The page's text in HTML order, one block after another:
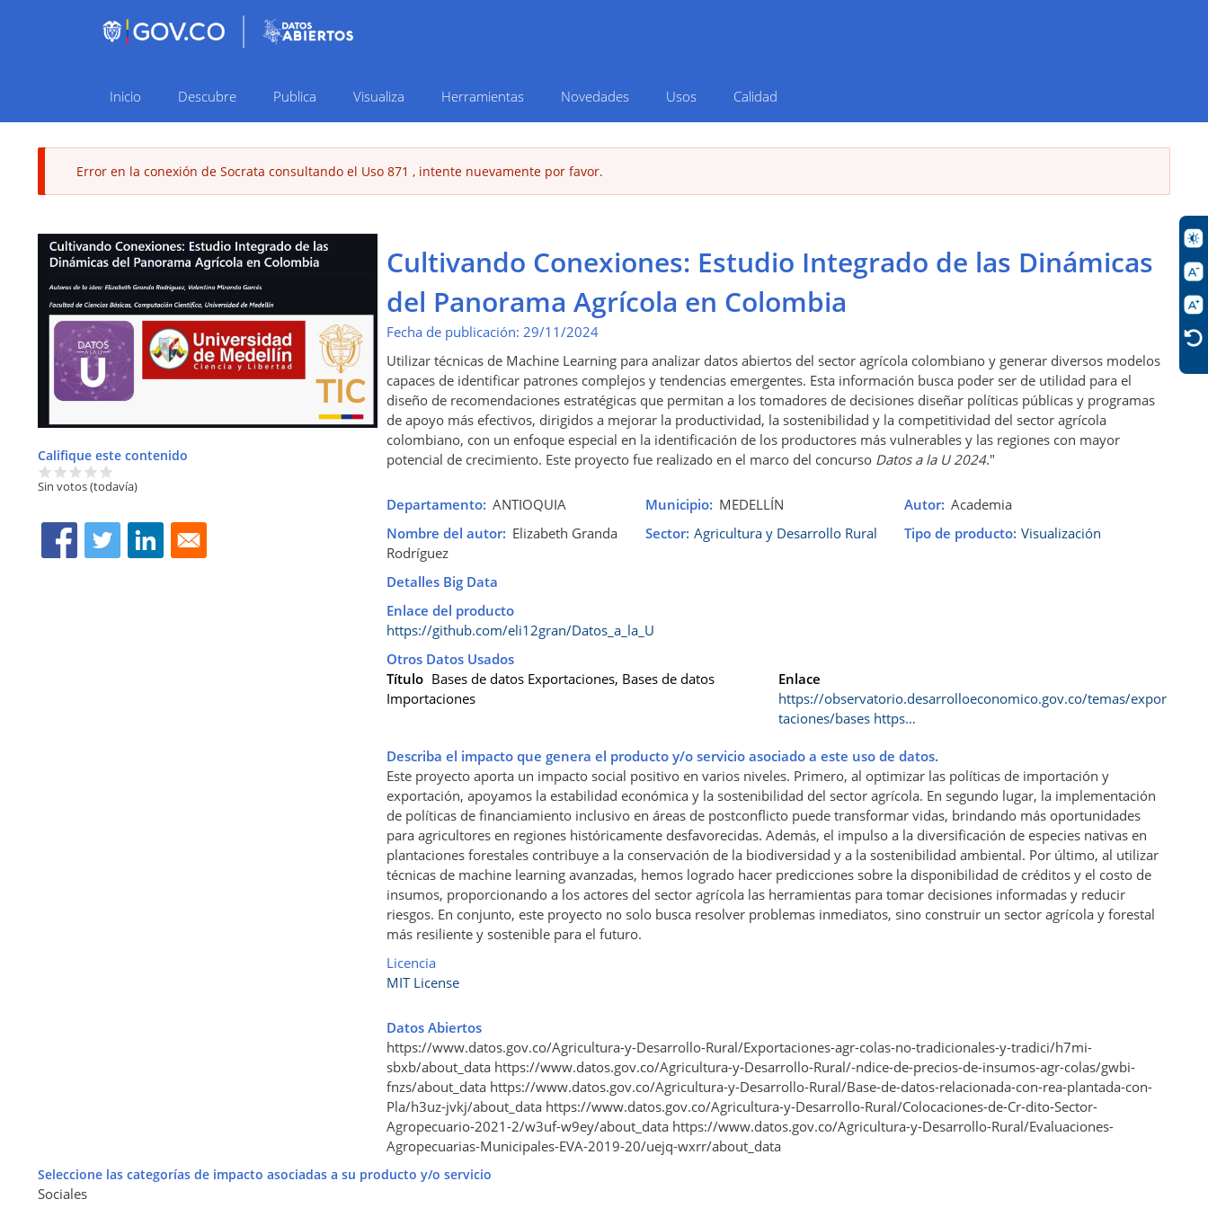
Navegación
Inicio Descubre Publica Visualiza Herramientas Novedades Usos Calidad
Mensaje
de
error
Error en la conexión de Socrata consultando el Uso 871 , intente nuevamente por favor.
Califique este contenido
Sin votos (todavía)
Cultivando Conexiones: Estudio Integrado de las Dinámicas
del Panorama Agrícola en Colombia
Fecha de publicación: 29/11/2024
Utilizar técnicas de Machine Learning para analizar datos abiertos del sector agrícola colombiano y generar diversos modelos
capaces de identificar patrones complejos y tendencias emergentes. Esta información busca poder ser de utilidad para el
diseño de recomendaciones estratégicas que permitan a los tomadores de decisiones diseñar políticas públicas y programas
de apoyo más efectivos, dirigidos a mejorar la productividad, la sostenibilidad y la competitividad del sector agrícola
colombiano, con un enfoque especial en la identificación de los productores más vulnerables y las regiones con mayor
potencial de crecimiento. Este proyecto fue realizado en el marco del concurso Datos a la U 2024."
Departamento ANTIOQUIA Municipio MEDELLÍN Autor Academia
Nombre del autor Elizabeth Granda
Rodríguez
Sector Agricultura y Desarrollo Rural Tipo de producto Visualización
Detalles Big Data
Enlace del producto
https://github.com/eli12gran/Datos_a_la_U
Otros Datos Usados
Título Bases de datos Exportaciones, Bases de datos
Importaciones
Enlace
https://observatorio.desarrolloeconomico.gov.co/temas/expor
taciones/bases https…
Describa el impacto que genera el producto y/o servicio asociado a este uso de datos.
Este proyecto aporta un impacto social positivo en varios niveles. Primero, al optimizar las políticas de importación y
exportación, apoyamos la estabilidad económica y la sostenibilidad del sector agrícola. En segundo lugar, la implementación
de políticas de financiamiento inclusivo en áreas de postconflicto puede transformar vidas, brindando más oportunidades
para agricultores en regiones históricamente desfavorecidas. Además, el impulso a la diversificación de especies nativas en
plantaciones forestales contribuye a la conservación de la biodiversidad y a la sostenibilidad ambiental. Por último, al utilizar
técnicas de machine learning avanzadas, hemos logrado hacer predicciones sobre la disponibilidad de créditos y el costo de
insumos, proporcionando a los actores del sector agrícola las herramientas para tomar decisiones informadas y reducir
riesgos. En conjunto, este proyecto no solo busca resolver problemas inmediatos, sino construir un sector agrícola y forestal
más resiliente y sostenible para el futuro.
Licencia
MIT License
Datos Abiertos
https://www.datos.gov.co/Agricultura-y-Desarrollo-Rural/Exportaciones-agr-colas-no-tradicionales-y-tradici/h7mi-
sbxb/about_data https://www.datos.gov.co/Agricultura-y-Desarrollo-Rural/-ndice-de-precios-de-insumos-agr-colas/gwbi-
fnzs/about_data https://www.datos.gov.co/Agricultura-y-Desarrollo-Rural/Base-de-datos-relacionada-con-rea-plantada-con-
Pla/h3uz-jvkj/about_data https://www.datos.gov.co/Agricultura-y-Desarrollo-Rural/Colocaciones-de-Cr-dito-Sector-
Agropecuario-2021-2/w3uf-w9ey/about_data https://www.datos.gov.co/Agricultura-y-Desarrollo-Rural/Evaluaciones-
Agropecuarias-Municipales-EVA-2019-20/uejq-wxrr/about_data
Seleccione las categorías de impacto asociadas a su producto y/o servicio
Sociales